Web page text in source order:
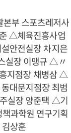
부 스포츠레저사
△체육진흥사업
안전실장 차지은
실장 이맹규 △〃
지점장 채병삼 △
대문지점장 최범
실장 양준택 △기
과학원 연구기획
상훈